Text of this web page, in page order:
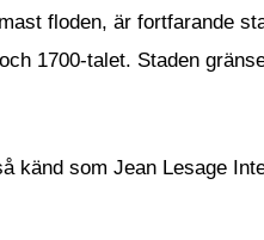
floden, är fortfarande
1700-talet. Staden
känd som Jean Lesage